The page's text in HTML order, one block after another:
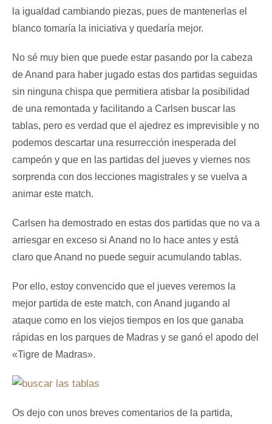
la igualdad cambiando piezas, pues de mantenerlas el
blanco tomaría la iniciativa y quedaría mejor.
No sé muy bien que puede estar pasando por la cabeza
de Anand para haber jugado estas dos partidas seguidas
sin ninguna chispa que permitiera atisbar la posibilidad
de una remontada y facilitando a Carlsen buscar las
tablas, pero es verdad que el ajedrez es imprevisible y no
podemos descartar una resurrección inesperada del
campeón y que en las partidas del jueves y viernes nos
sorprenda con dos lecciones magistrales y se vuelva a
animar este match.
Carlsen ha demostrado en estas dos partidas que no va a
arriesgar en exceso si Anand no lo hace antes y está
claro que Anand no puede seguir acumulando tablas.
Por ello, estoy convencido que el jueves veremos la
mejor partida de este match, con Anand jugando al
ataque como en los viejos tiempos en los que ganaba
rápidas en los parques de Madras y se ganó el apodo del
«Tigre de Madras».
Os dejo con unos breves comentarios de la partida,